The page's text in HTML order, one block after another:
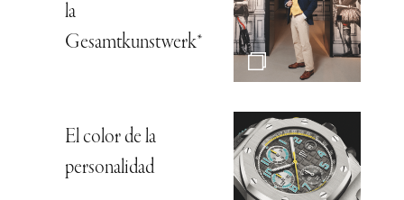
la
Gesamtkunstwerk*
El color de la
personalidad